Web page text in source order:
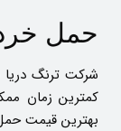
حمل
شرکت ترنگ
کمترین زمان
بهترین قیمت